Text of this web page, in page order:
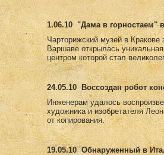
1.06.10 "Дама в горностаем"
Чарторижский музей в
Варшаве открылась
центром которой стал
24.05.10
Воссоздан робот
Инженерам удалось
художника и изобретателя
от копирования.
19.05.10 Обнаруженный в